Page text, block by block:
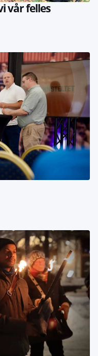
vår felles